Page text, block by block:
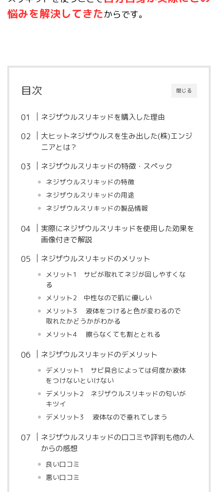
悩みを解決してきたからです。
閉じる
目次
ネジザウルスリキッドを購入した理由
大ヒットネジザウルスを生み出した(株)エンジ
ニアとは？
ネジザウルスリキッドの特徴・スペック
ネジザウルスリキッドの特徴
ネジザウルスリキッドの用途
ネジザウルスリキッドの製品情報
実際にネジザウルスリキッドを使用した効果を
画像付きで解説
ネジザウルスリキッドのメリット
メリット1 サビが取れてネジが回しやすくな
る
メリット2 中性なので肌に優しい
メリット3 液体をつけると色が変わるので
取れたかどうかがわかる
メリット4 擦らなくても割ととれる
ネジザウルスリキッドのデメリット
デメリット1 サビ具合によっては何度か液体
をつけないといけない
デメリット2 ネジザウルスリキッドの匂いが
キツイ
デメリット3 液体なので垂れてしまう
ネジザウルスリキッドの口コミや評判も他の人
からの感想
良い口コミ
悪い口コミ